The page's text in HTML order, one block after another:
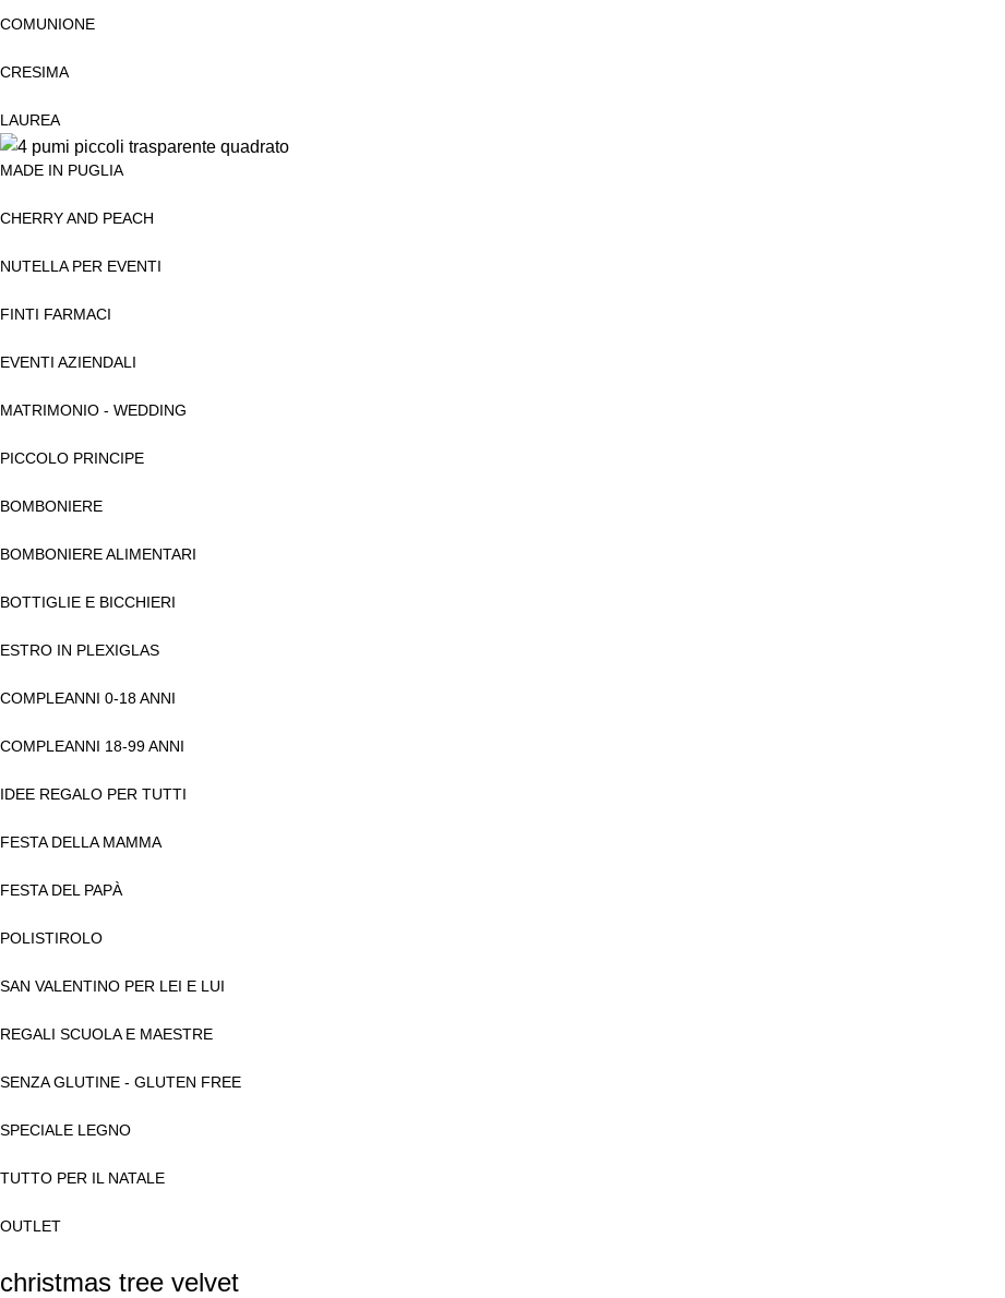
COMUNIONE
CRESIMA
LAUREA
MADE IN PUGLIA
CHERRY AND PEACH
NUTELLA PER EVENTI
FINTI FARMACI
EVENTI AZIENDALI
MATRIMONIO - WEDDING
PICCOLO PRINCIPE
BOMBONIERE
BOMBONIERE ALIMENTARI
BOTTIGLIE E BICCHIERI
ESTRO IN PLEXIGLAS
COMPLEANNI 0-18 ANNI
COMPLEANNI 18-99 ANNI
IDEE REGALO PER TUTTI
FESTA DELLA MAMMA
FESTA DEL PAPÀ
POLISTIROLO
SAN VALENTINO PER LEI E LUI
REGALI SCUOLA E MAESTRE
SENZA GLUTINE - GLUTEN FREE
SPECIALE LEGNO
TUTTO PER IL NATALE
OUTLET
christmas tree velvet